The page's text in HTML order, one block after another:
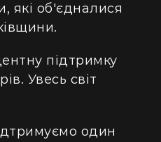
які об'єдналися
підтримку
Увесь світ
один